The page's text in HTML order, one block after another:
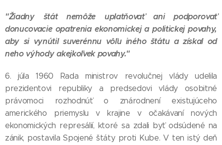
"Žiadny štát nemôže uplatňovať ani podporovať
donucovacie opatrenia ekonomickej a politickej povahy,
aby si vynútil suverénnu vôľu iného štátu a získal od
neho výhody akejkoľvek povahy."
6. júla 1960 Rada ministrov revolučnej vlády udelila
prezidentovi republiky a predsedovi vlády osobitné
právomoci rozhodnúť o znárodnení existujúceho
amerického priemyslu v krajine v očakávaní nových
ekonomických represálií, ktoré sa zdali byť odsúdené na
zánik, postavila Spojené štáty proti Kube. V ten istý deň